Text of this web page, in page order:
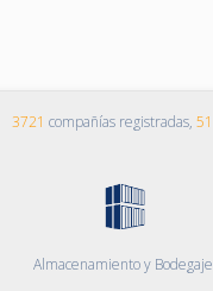
3721 compañías registradas, 51
Almacenamiento y Bodegaje